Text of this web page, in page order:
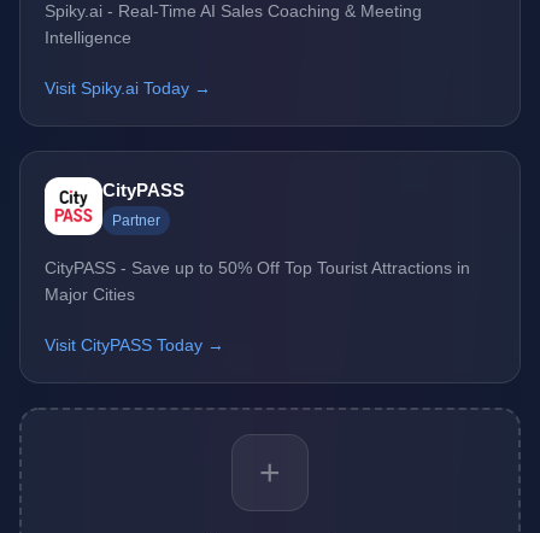
Spiky.ai - Real-Time AI Sales Coaching & Meeting
Intelligence
Visit Spiky.ai Today →
CityPASS
Partner
CityPASS - Save up to 50% Off Top Tourist Attractions in
Major Cities
Visit CityPASS Today →
+